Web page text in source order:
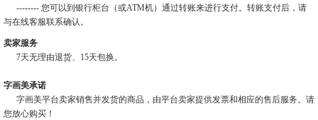
-------- 您可以到银行柜台（或ATM机）通过转账来进行支付。转账支付后，请
与在线客服联系确认。
卖家服务
7天无理由退货、15天包换。
字画美承诺
字画美平台卖家销售并发货的商品，由平台卖家提供发票和相应的售后服务。请
您放心购买！